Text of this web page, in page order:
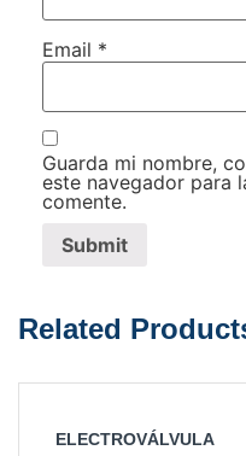
Email *
Guarda mi nombre,
este navegador para
comente.
Related
ELECTROVÁLVULA